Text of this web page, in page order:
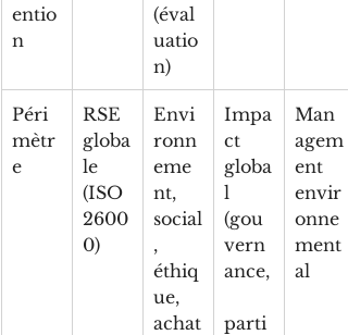
entio
n
(éval
uatio
n)
Péri
mètr
e
RSE
globa
le
(ISO
2600
0)
Envi
ronn
eme
nt,
social
,
éthiq
ue,
achat
Impa
ct
globa
l
(gou
vern
ance,
parti
Man
agem
ent
envir
onne
ment
al